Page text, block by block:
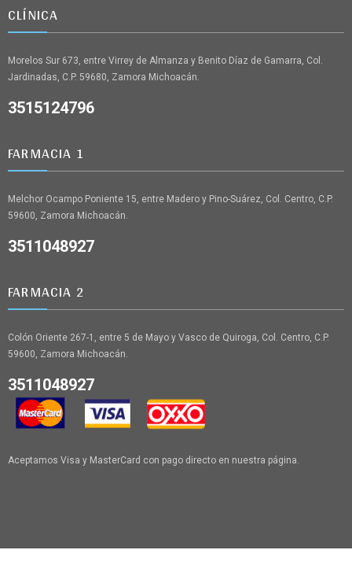
CLÍNICA
Morelos Sur 673, entre Virrey de Almanza y Benito Díaz de Gamarra, Col.
Jardinadas, C.P. 59680, Zamora Michoacán.
3515124796
FARMACIA 1
Melchor Ocampo Poniente 15, entre Madero y Pino-Suárez, Col. Centro, C.P.
59600, Zamora Michoacán.
3511048927
FARMACIA 2
Colón Oriente 267-1, entre 5 de Mayo y Vasco de Quiroga, Col. Centro, C.P.
59600, Zamora Michoacán.
3511048927
Aceptamos Visa y MasterCard con pago directo en nuestra página.